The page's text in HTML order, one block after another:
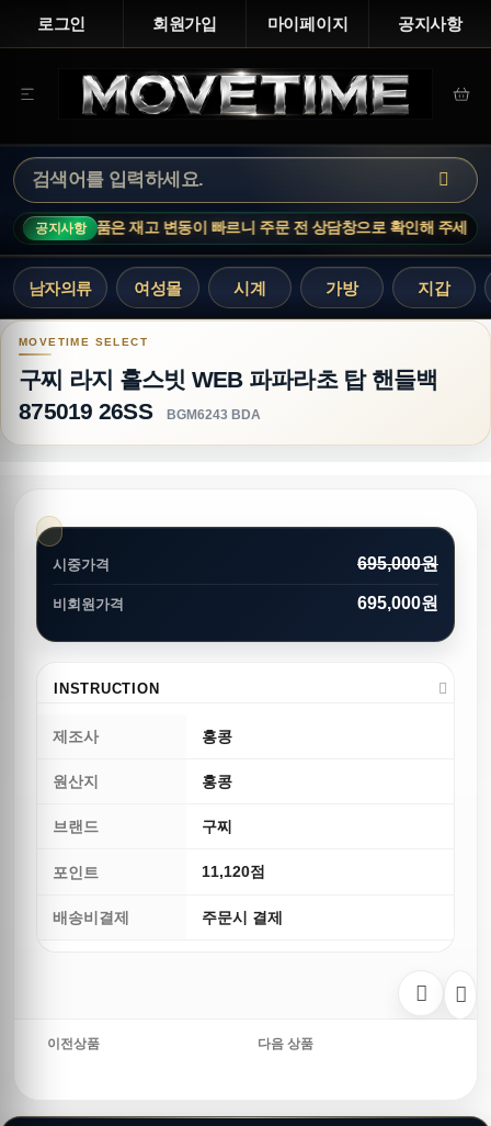
로그인 회원가입 마이페이지 공지사항
공지사항
전 상담창으로 확인해 주세요. MOVETIME NOTICE · 인기 상품
남자의류 여성몰 시계 가방 지갑
구찌 라지 홀스빗 WEB 파파라초 탑 핸들백
구찌 라지 홀스빗 WEB 파파라초 탑 핸들백
875019 26SS
BGM6243 BDA
시중가격 695,000원
비회원가격 695,000원
INSTRUCTION
제조사 홍콩
원산지 홍콩
브랜드 구찌
포인트 11,120점
배송비결제 주문시 결제
이전상품 다음 상품